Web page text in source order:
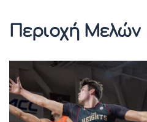
Περιοχή Μελών